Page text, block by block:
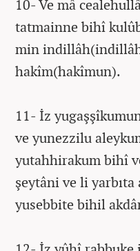
10- Ve mâ
tatmainne bihî
min
hakîm(hakîmun).
11- İz
ve yunezzilu
yutahhirakum bihî
şeytâni ve li
yusebbite bihil